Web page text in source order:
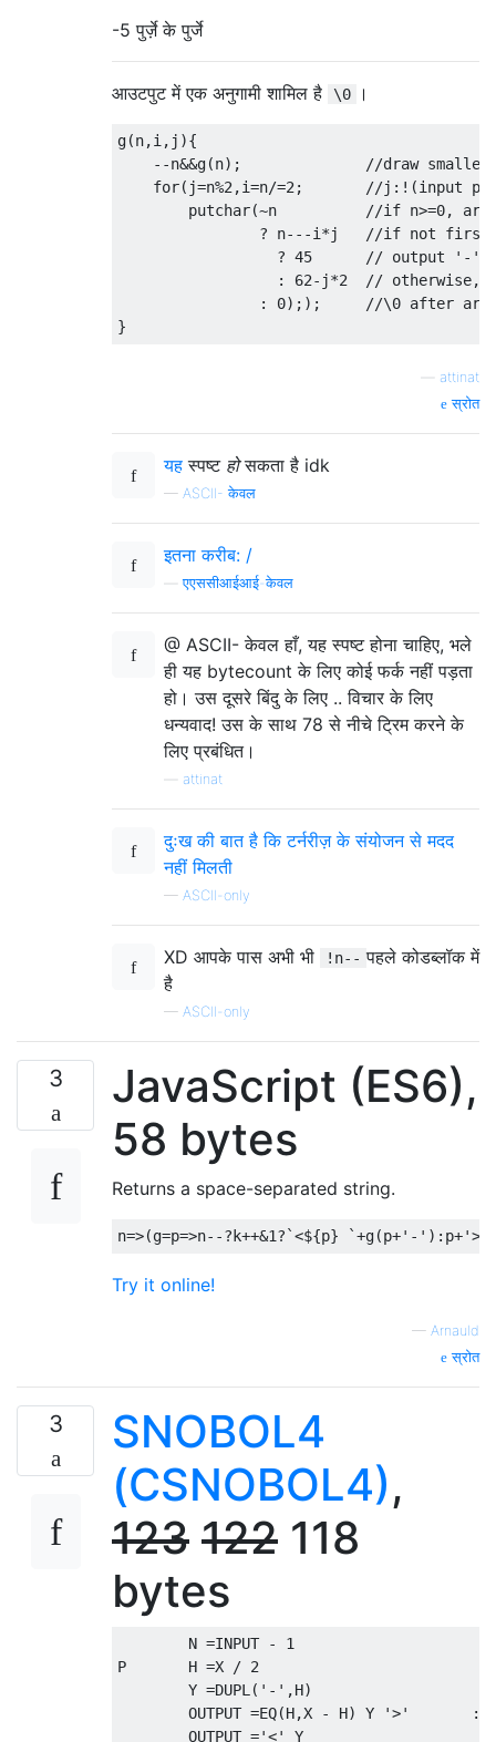
-5 पुर्ज़े के पुर्जे
आउटपुट में एक अनुगामी शामिल है \0 ।
g(n,i , j ){
--n&&g(n);
//draw
for( j=n%2 ,i=n/=2 ;
//j:!(input
        putchar
(~n
//if n>=0,
? n---i *j
//if not first
? 45
// output '-'
:
62- j*2
// otherwise,
:
0););
//\0 after
}
attinat
स्रोत
यह स्पष्ट होसकता है idk
— ASCII- केवल
इतना करीब: /
—एएससीआईआई-केवल
@ ASCII- केवल हाँ, यह स्पष्ट होना चाहिए, भले
ही यह bytecount के लिए कोई फर्क नहीं पड़ता
हो। उस दूसरे बिंदु के लिए .. विचार के लिए
धन्यवाद! उस के साथ 78 से नीचे ट्रिम करने के
लिए प्रबंधित।
attinat
दुःख की बात है कि टर्नरीज़ के संयोजन से मदद
नहीं मिलती
— ASCII-only
XD आपके पास अभी भी !n-- पहले कोडब्लॉक में
है
— ASCII-only
3
JavaScript (ES6),
58 bytes
Returns a space-separated string.
n=>(g=p=>n--? k++&1?`<${p} `+g(p+'-' ): p+'>
Try it online!
— Arnauld
स्रोत
3
SNOBOL4
(CSNOBOL4),
123 122 118
bytes
P	H =X / 2